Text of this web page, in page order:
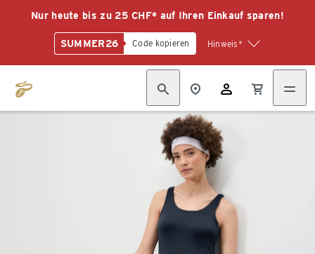
Nur heute bis zu 25 CHF* auf Ihren Einkauf sparen!
SUMMER26 Code kopieren Hinweis*